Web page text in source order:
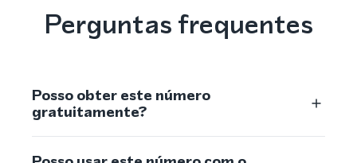
Perguntas frequentes
Posso obter este número
gratuitamente?